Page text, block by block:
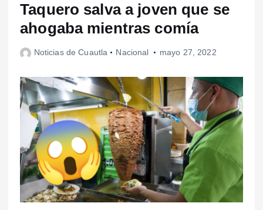
Taquero salva a joven que se
ahogaba mientras comía
Noticias de Cuautla Nacional mayo 27, 2022